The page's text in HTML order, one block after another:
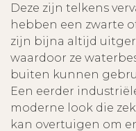
Deze zijn telkens
hebben een zwarte
zijn bijna altijd
waardoor ze
buiten kunnen
Een eerder
moderne look die
kan overtuigen om